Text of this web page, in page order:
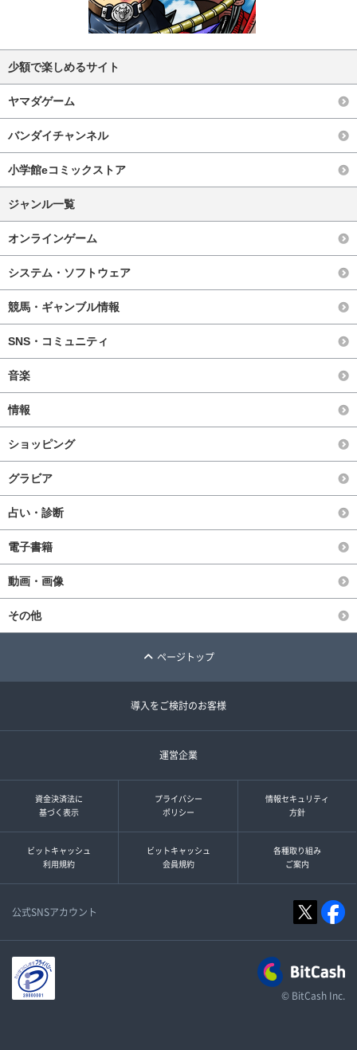
少額で楽しめるサイト
ヤマダゲーム
バンダイチャンネル
小学館eコミックストア
ジャンル一覧
オンラインゲーム
システム・ソフトウェア
競馬・ギャンブル情報
SNS・コミュニティ
音楽
情報
ショッピング
グラビア
占い・診断
電子書籍
動画・画像
その他
ページトップ
導入をご検討のお客様
運営企業
資金決済法に
基づく表示
プライバシー
ポリシー
情報セキュリティ
方針
ビットキャッシュ
利用規約
ビットキャッシュ
会員規約
各種取り組み
ご案内
公式SNSアカウント
© BitCash Inc.